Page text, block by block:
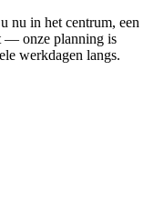
nu in het centrum, een
— onze planning is
werkdagen langs.